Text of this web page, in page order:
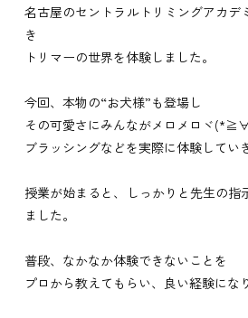
名古屋のセントラルトリミングアカデ
き
トリマーの世界を体験しました。
今回、本物の“お犬様”も登場し
その可愛さにみんながメロメロヾ
ブラッシングなどを実際に体験してい
授業が始まると、しっかりと先生の指
ました。
普段、なかなか体験できないことを
プロ から教えてもらい、良い経験に